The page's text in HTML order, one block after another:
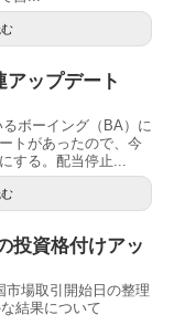
ップデート
ボーイング（BA）に
トがあったので、今
する。配当停止...
投資格付けアッ
市場取引開始日の整理
結果について